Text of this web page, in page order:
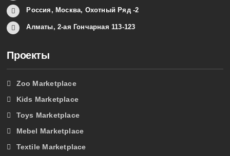
Россия, Москва, Охотный Ряд -2
Алматы, 2-ая Гончарная 113-123
Проекты
Zoo Marketplace
Kids Marketplace
Toys Marketplace
Mebel Marketplace
Textile Marketplace